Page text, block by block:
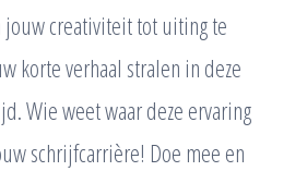
jouw creativiteit tot uiting te
korte verhaal stralen in deze
Wie weet waar deze ervaring
schrijfcarrière! Doe mee en